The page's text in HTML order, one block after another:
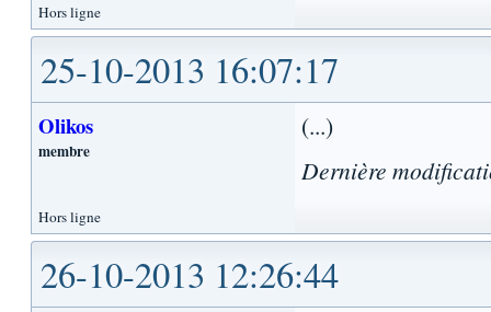
Hors ligne
25-10-2013 16:07:17
Olikos
membre
(...)
Dernière
Hors ligne
26-10-2013 12:26:44